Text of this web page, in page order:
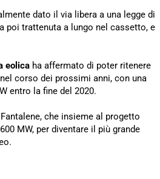
dato il via libera a una legge di
poi trattenuta a lungo nel cassetto, e
eolica ha affermato di poter ritenere
corso dei prossimi anni, con una
entro la fine del 2020.
che insieme al progetto
MW, per diventare il più grande